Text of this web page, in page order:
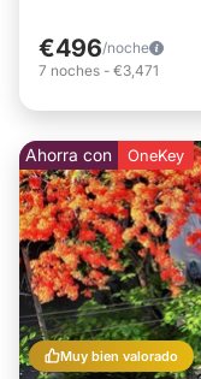
€496/noche
7 noches - €3,471
Muy bien valorado
Ahorra con OneKey